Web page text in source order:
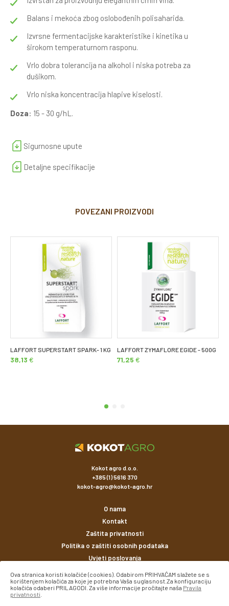
Balans i mekoća zbog oslobođenih polisaharida.
Izvrsne fermentacijske karakteristike i kinetika u
širokom temperaturnom rasponu.
Vrlo dobra tolerancija na alkohol i niska potreba za
dušikom.
Vrlo niska koncentracija hlapive kiselosti.
Doza: 15 - 30 g/hL.
Sigurnosne upute
Detaljne specifikacije
POVEZANI PROIZVODI
LAFFORT SUPERSTART SPARK- 1 KG
38,13 €
LAFFORT ZYMAFLORE EGIDE - 500G
71,25 €
Kokot agro d.o.o.
+385 (1) 5616 370
kokot-agro@kokot-agro.hr
O nama
Kontakt
Zaštita privatnosti
Politika o zaštiti osobnih podataka
Uvjeti poslovanja
Načini plaćanja
Ova stranica koristi kolačiće (cookies). Odabirom PRIHVAĆAM slažete se s
korištenjem kolačića za koje je potrebna Vaša suglasnost.Za konfiguraciju
kolačića odaberi PRILAGODI. Za više informacije pročitajte naša Pravila
privatnosti